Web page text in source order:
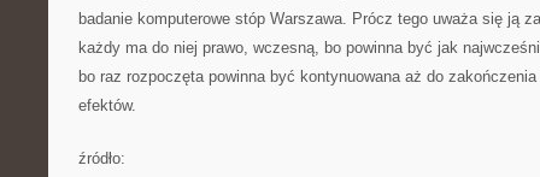
badanie komputerowe stóp Warszawa. Prócz tego uważa się ją
każdy ma do niej prawo, wczesną, bo powinna być jak
bo raz rozpoczęta powinna być kontynuowana aż do
efektów.
źródło: